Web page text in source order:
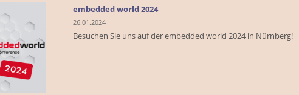
embedded world 2024
26.01.2024
Besuchen Sie uns auf der embedded world 2024 in Nürnberg!